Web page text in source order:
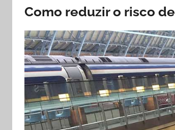
Como reduzir o risco de